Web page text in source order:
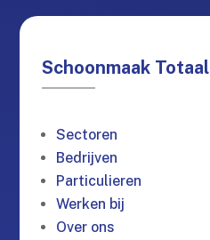
Schoonmaak Totaal
Sectoren
Bedrijven
Particulieren
Werken bij
Over ons